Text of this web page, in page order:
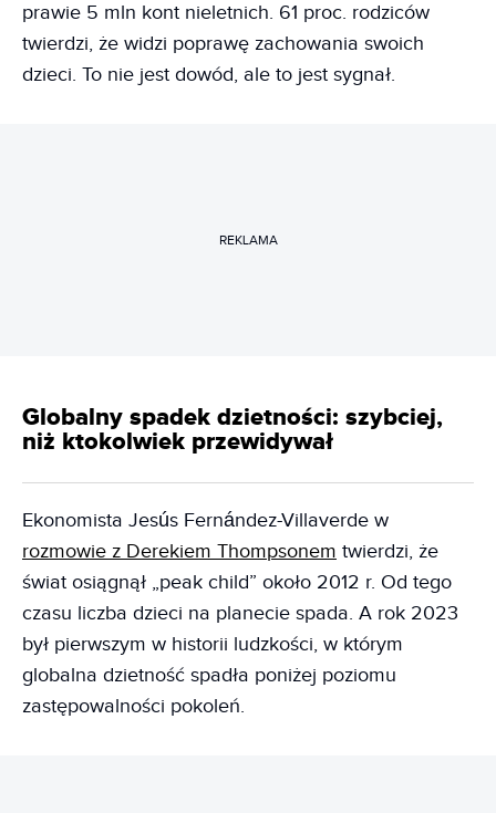
prawie 5 mln kont nieletnich. 61 proc. rodziców
twierdzi, że widzi poprawę zachowania swoich
dzieci. To nie jest dowód, ale to jest sygnał.
REKLAMA
Globalny spadek dzietności: szybciej,
niż ktokolwiek przewidywał
Ekonomista Jesús Fernández-Villaverde w
rozmowie z Derekiem Thompsonem twierdzi, że
świat osiągnął „peak child” około 2012 r. Od tego
czasu liczba dzieci na planecie spada. A rok 2023
był pierwszym w historii ludzkości, w którym
globalna dzietność spadła poniżej poziomu
zastępowalności pokoleń.